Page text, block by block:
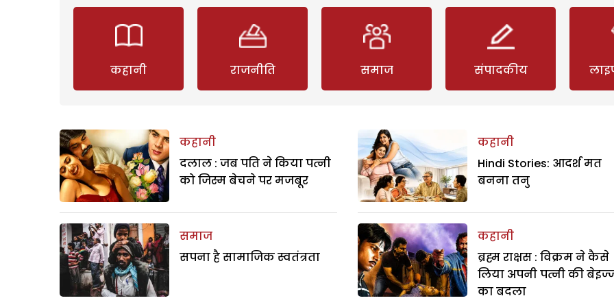
कहानी राजनीति समाज संपादकीय
कहानी
दलाल : जब पति ने किया पत्नी
को जिस्म बेचने पर मजबूर
समाज
सपना है सामाजिक स्वतंत्रता
कहानी
Hindi Stories: आदर्श मत
बनना तनु
कहानी
ब्रह्म राक्षस : विक्रम ने कैसे
लिया अपनी पत्नी की
का बदला